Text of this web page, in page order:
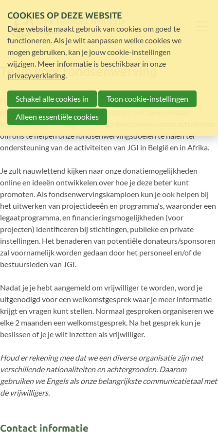
Team voor fondsenwerving
Fondsenwerving is een essentieel onderdeel van een non-
profitorganisatie. Dit team ondersteunt het Jane Goodall
Institute bij zijn huidige en nieuwe fondsenwervende activiteiten
om ons te helpen onze fondsenwervingsdoelen te halen ter
ondersteuning van de activiteiten van JGI in België en in Afrika.
Je zult nauwlettend kijken naar onze donatiemogelijkheden
online en ideeën ontwikkelen over hoe je deze beter kunt
promoten. Als fondsenwervingskampioen kun je ook helpen bij
het uitwerken van projectideeën en programma's, waaronder een
legaatprogramma, en financieringsmogelijkheden (voor
projecten) identificeren bij stichtingen, publieke en private
instellingen. Het benaderen van potentiële donateurs/sponsoren
zal voornamelijk worden gedaan door het personeel en/of de
bestuursleden van JGI.
Nadat je je hebt aangemeld om vrijwilliger te worden, word je
uitgenodigd voor een welkomstgesprek waar je meer informatie
krijgt en vragen kunt stellen. Normaal gesproken organiseren we
elke 2 maanden een welkomstgesprek. Na het gesprek kun je
beslissen of je je wilt inzetten als vrijwilliger.
Houd er rekening mee dat we een diverse organisatie zijn met
verschillende nationaliteiten en achtergronden. Daarom
gebruiken we Engels als onze belangrijkste communicatietaal met
de vrijwilligers.
Contact informatie
COOKIES OP DEZE WEBSITE
Deze website maakt gebruik van cookies om goed te
functioneren. Als je wilt aanpassen welke cookies we
mogen gebruiken, kan je jouw cookie-instellingen
wijzigen. Meer informatie is beschikbaar in onze
privacyverklaring.
Schakel alle cookies in
Toon cookie-instellingen
Alleen essentiële cookies